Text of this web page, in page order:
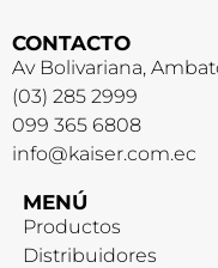
CONTACTO
Av Bolivariana,
(03) 285 2999
099 365 6808
info@kaiser.com.ec
MENÚ
Productos
Distribuidores